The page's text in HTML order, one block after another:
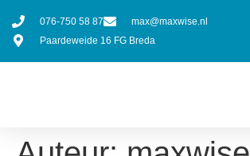
076-750 58 87
max@maxwise.nl
Paardeweide 16 FG Breda